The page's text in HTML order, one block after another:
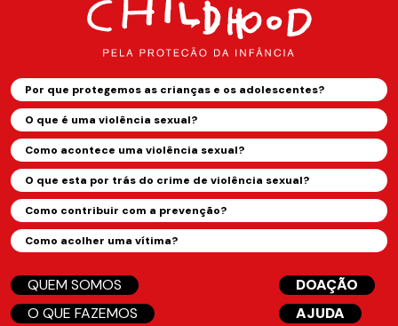
Por que protegemos as crianças e os adolescentes?
O que é uma violência sexual?
Como acontece uma violência sexual?
O que esta por trás do crime de violência sexual?
Como contribuir com a prevenção?
Como acolher uma vítima?
QUEM SOMOS
O QUE FAZEMOS
DOAÇÃO
AJUDA